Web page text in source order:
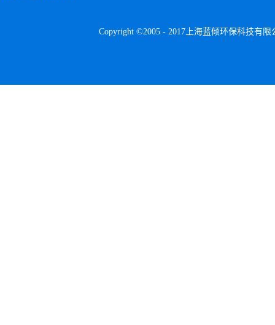
Copyright ©2005 - 2017上海蓝倾环保科技有限